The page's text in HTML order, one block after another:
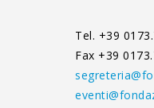
Tel. +39
Fax +39